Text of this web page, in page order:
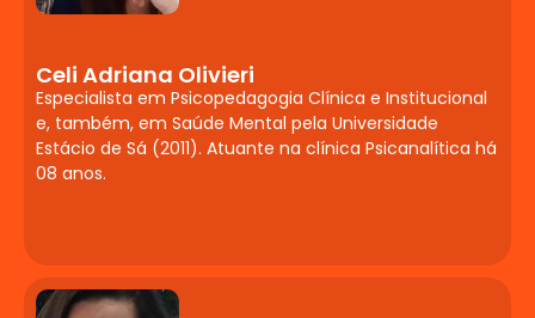
Superdotação:
Identificação e
Atendimento
identificação, avaliação e atendimento
educacional. Estratégias de
Celi Adriana Olivieri
Especialista em Psicopedagogia Clínica e Institucional
e, também, em Saúde Mental pela Universidade
Estácio de Sá (2011). Atuante na clínica Psicanalítica há
08 anos.